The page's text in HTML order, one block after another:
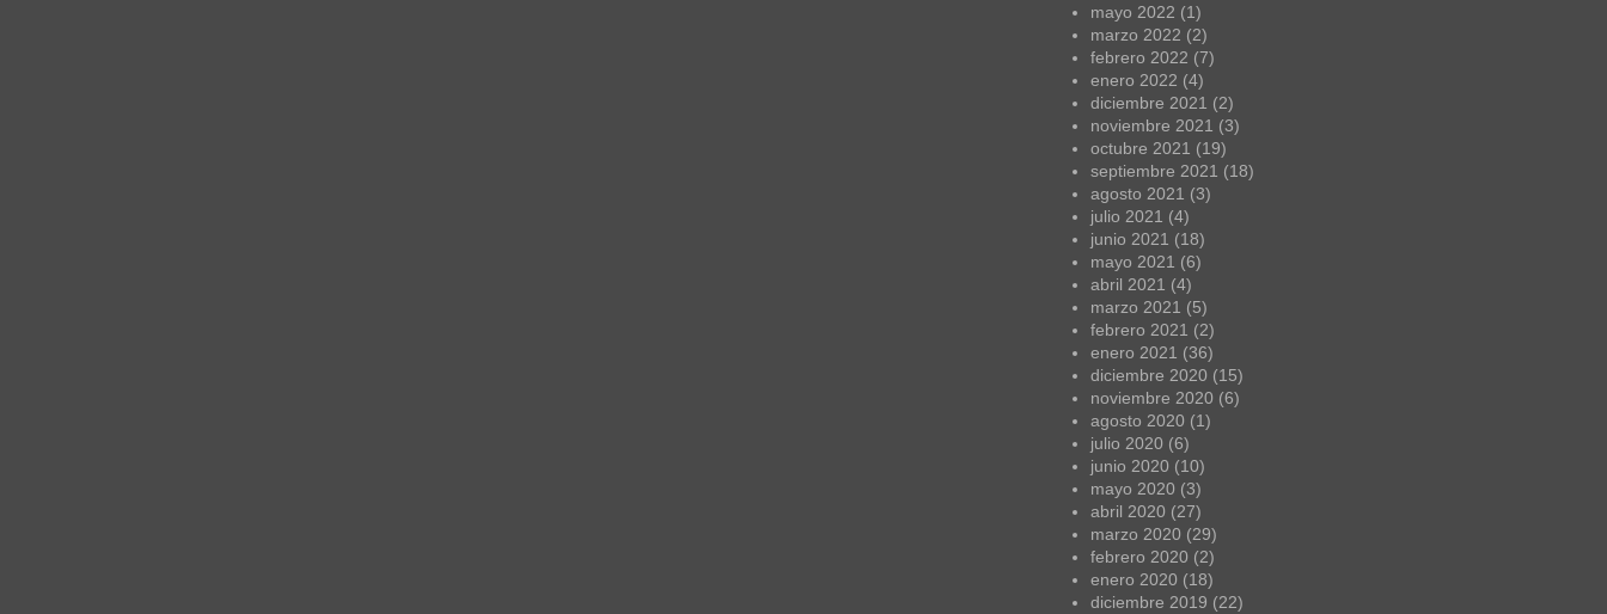
mayo 2022 (1)
marzo 2022 (2)
febrero 2022 (7)
enero 2022 (4)
diciembre 2021 (2)
noviembre 2021 (3)
octubre 2021 (19)
septiembre 2021 (18)
agosto 2021 (3)
julio 2021 (4)
junio 2021 (18)
mayo 2021 (6)
abril 2021 (4)
marzo 2021 (5)
febrero 2021 (2)
enero 2021 (36)
diciembre 2020 (15)
noviembre 2020 (6)
agosto 2020 (1)
julio 2020 (6)
junio 2020 (10)
mayo 2020 (3)
abril 2020 (27)
marzo 2020 (29)
febrero 2020 (2)
enero 2020 (18)
diciembre 2019 (22)